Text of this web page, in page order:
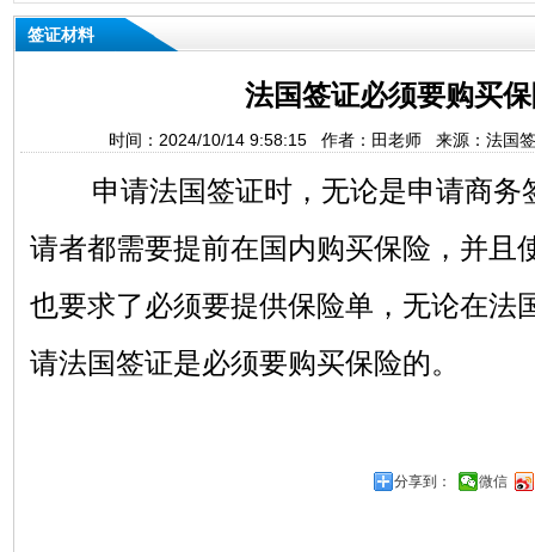
签证材料
法国签证必须要购买
时间：2024/10/14 9:58:15 作者：田老师 来源：法国
申请法国签证时，无论是申请商务
请者都需要提前在国内购买保险，并且
也要求了必须要提供保险单，无论在法
请法国签证是必须要购买保险的。
分享到： 微信